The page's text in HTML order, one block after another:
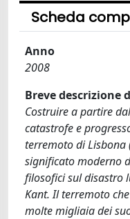
Scheda
Anno
2008
Breve descrizione
Costruire a partire
catastrofe e
terremoto di
significato moderno
filosofici sul disastro
Kant. Il terremoto
molte migliaia dei